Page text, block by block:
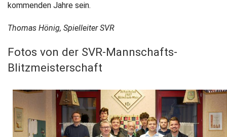
kommenden Jahre sein.
Thomas Hönig, Spielleiter SVR
Fotos von der SVR‐Mannschafts‐
Blitzmeisterschaft